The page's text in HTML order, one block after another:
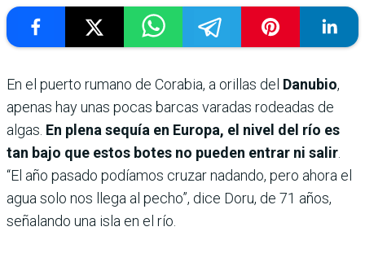
En el puerto rumano de Corabia, a orillas del Danubio,
apenas hay unas pocas barcas varadas rodeadas de
algas. En plena sequía en Europa, el nivel del río es
tan bajo que estos botes no pueden entrar ni salir
“El año pasado podíamos cruzar nadando, pero ahora el
agua solo nos llega al pecho”, dice Doru, de 71 años,
señalando una isla en el río.